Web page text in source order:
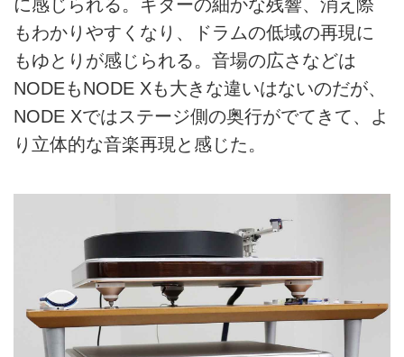
に感じられる。ギターの細かな残響、消え際
もわかりやすくなり、ドラムの低域の再現に
もゆとりが感じられる。音場の広さなどは
NODEもNODE Xも大きな違いはないのだが、
NODE Xではステージ側の奥行がでてきて、よ
り立体的な音楽再現と感じた。